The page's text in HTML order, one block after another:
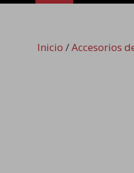
Inicio /Accesorios